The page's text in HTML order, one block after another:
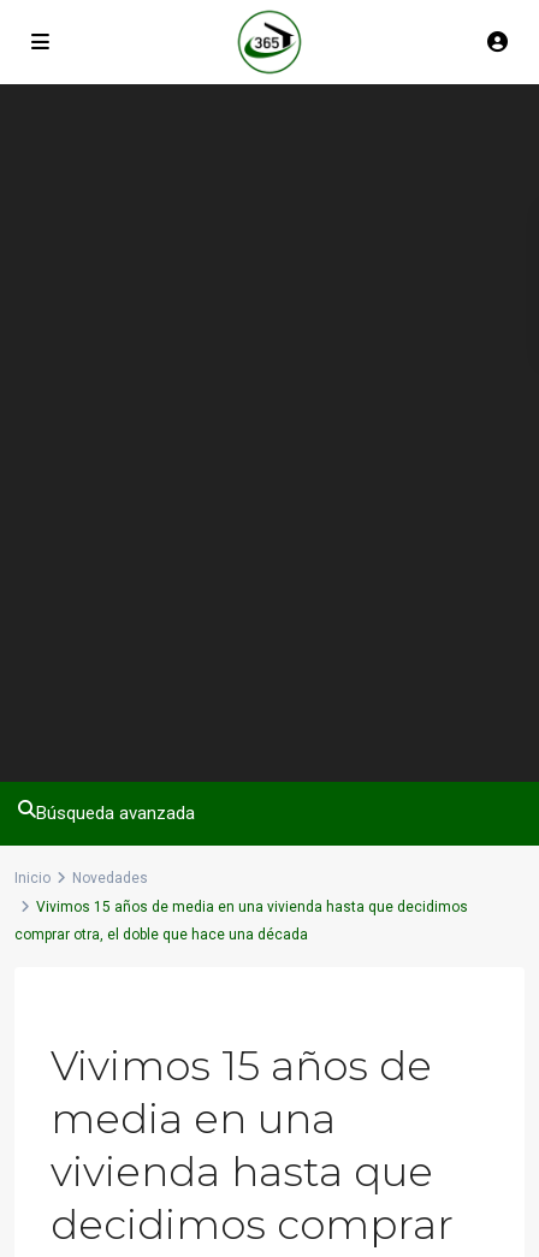
Búsqueda avanzada
Inicio
Novedades
Vivimos 15 años de media en una vivienda hasta que decidimos
comprar otra, el doble que hace una década
Vivimos 15 años de
media en una
vivienda hasta que
decidimos comprar